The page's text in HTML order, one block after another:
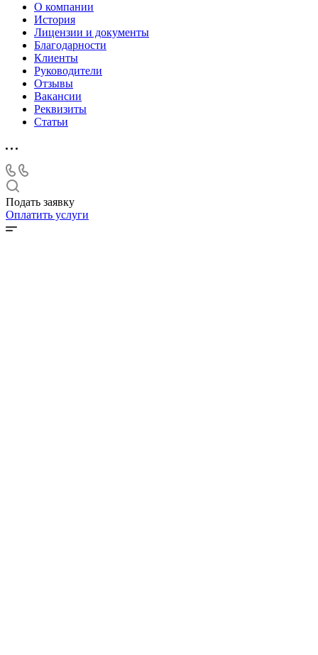
О компании
История
Лицензии и документы
Благодарности
Клиенты
Руководители
Отзывы
Вакансии
Реквизиты
Статьи
Подать заявку
Оплатить услуги